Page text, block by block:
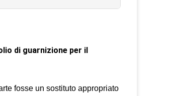
di guarnizione per il
fosse un sostituto appropriato